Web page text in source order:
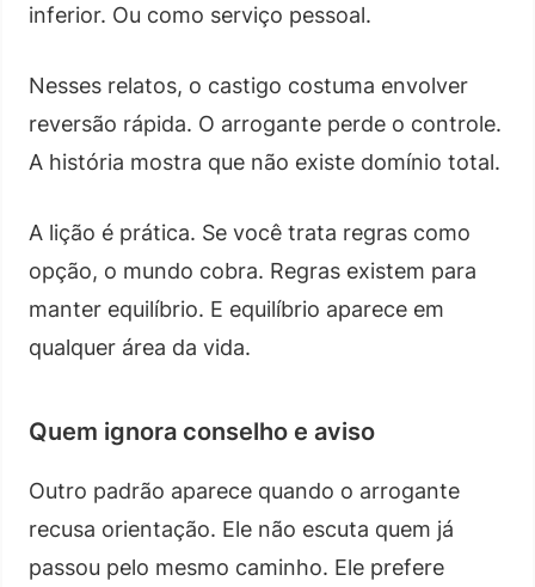
inferior. Ou como serviço pessoal.
Nesses relatos, o castigo costuma envolver
reversão rápida. O arrogante perde o controle.
A história mostra que não existe domínio total.
A lição é prática. Se você trata regras como
opção, o mundo cobra. Regras existem para
manter equilíbrio. E equilíbrio aparece em
qualquer área da vida.
Quem ignora conselho e aviso
Outro padrão aparece quando o arrogante
recusa orientação. Ele não escuta quem já
passou pelo mesmo caminho. Ele prefere